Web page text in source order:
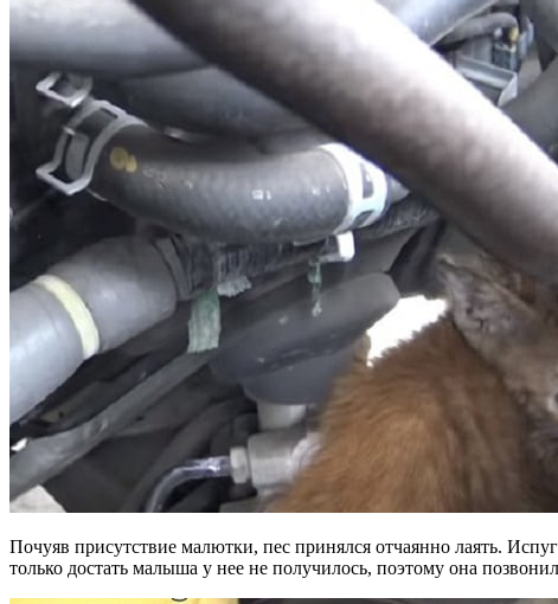
Почуяв присутствие малютки, пес принялся отчаянно лаять.
только достать малыша у нее не получилось, поэтому она